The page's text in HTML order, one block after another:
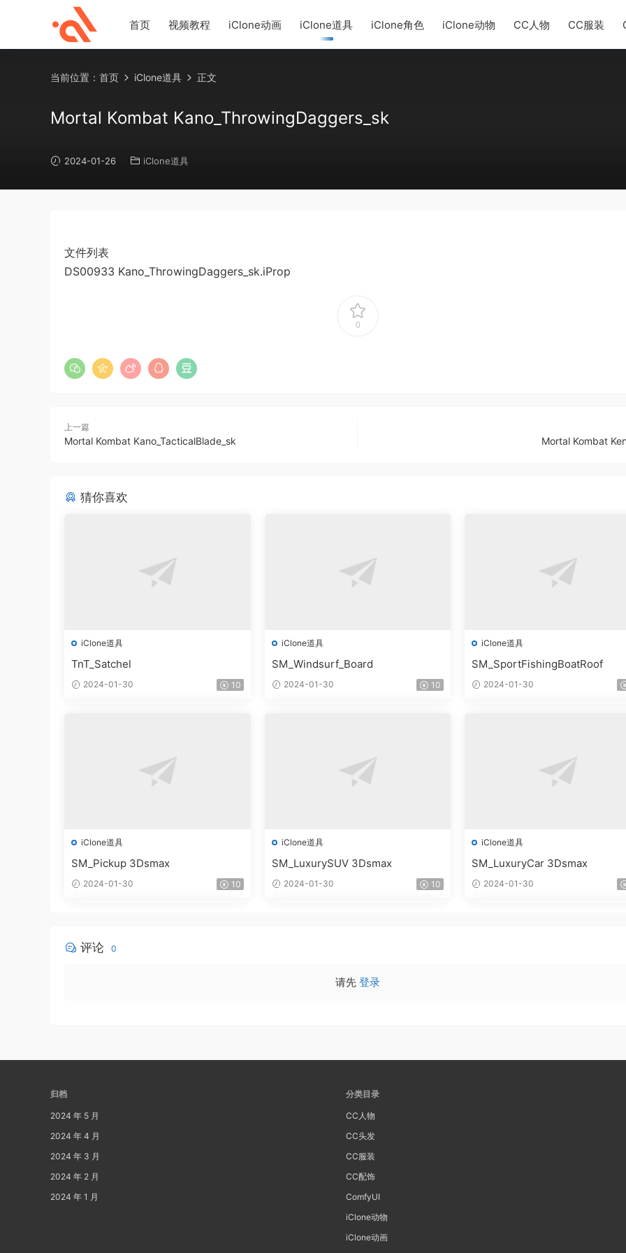
首页 视频教程 iClone动画 iClone道具 iClone角色 iClone动物 CC人物 CC服装
当前位置： 首页 iClone道具 正文
Mortal Kombat Kano_ThrowingDaggers_sk
2024-01-26 iClone道具
文件列表
DS00933 Kano_ThrowingDaggers_sk.iProp
0
上一篇
Mortal Kombat Kano_TacticalBlade_sk Mortal Kombat
猜你喜欢
iClone道具
TnT_Satchel
2024-01-30 10
iClone道具
SM_Windsurf_Board
2024-01-30 10
iClone道具
SM_SportFishingBoatRoof
2024-01-30
iClone道具
SM_Pickup 3Dsmax
2024-01-30 10
iClone道具
SM_LuxurySUV 3Dsmax
2024-01-30 10
iClone道具
SM_LuxuryCar 3Dsmax
2024-01-30
评论 0
请先 登录
归档
2024 年 5 月
2024 年 4 月
2024 年 3 月
2024 年 2 月
2024 年 1 月
分类目录
CC人物
CC头发
CC服装
CC配饰
ComfyUI
iClone动物
iClone动画